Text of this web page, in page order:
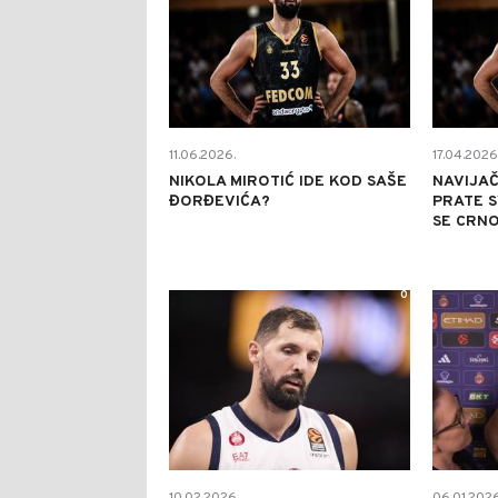
11.06.2026.
NIKOLA MIROTIĆ IDE KOD SAŠE
ĐORĐEVIĆA?
PRATE
SE
0